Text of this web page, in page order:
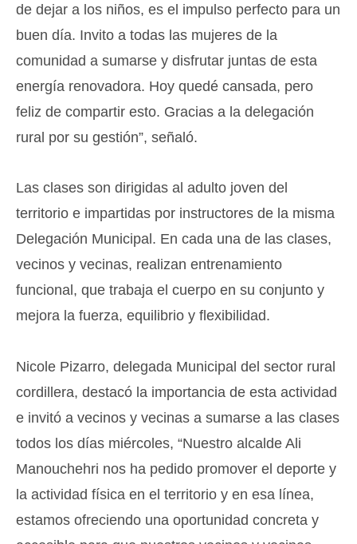
de dejar a los niños, es el impulso perfecto para un
buen día. Invito a todas las mujeres de la
comunidad a sumarse y disfrutar juntas de esta
energía renovadora. Hoy quedé cansada, pero
feliz de compartir esto. Gracias a la delegación
rural por su gestión”, señaló.
Las clases son dirigidas al adulto joven del
territorio e impartidas por instructores de la misma
Delegación Municipal. En cada una de las clases,
vecinos y vecinas, realizan entrenamiento
funcional, que trabaja el cuerpo en su conjunto y
mejora la fuerza, equilibrio y flexibilidad.
Nicole Pizarro, delegada Municipal del sector rural
cordillera, destacó la importancia de esta actividad
e invitó a vecinos y vecinas a sumarse a las clases
todos los días miércoles, “Nuestro alcalde Ali
Manouchehri nos ha pedido promover el deporte y
la actividad física en el territorio y en esa línea,
estamos ofreciendo una oportunidad concreta y